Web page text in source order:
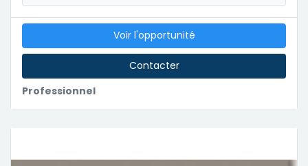
Professionnel
Voir l'opportunité
Contacter